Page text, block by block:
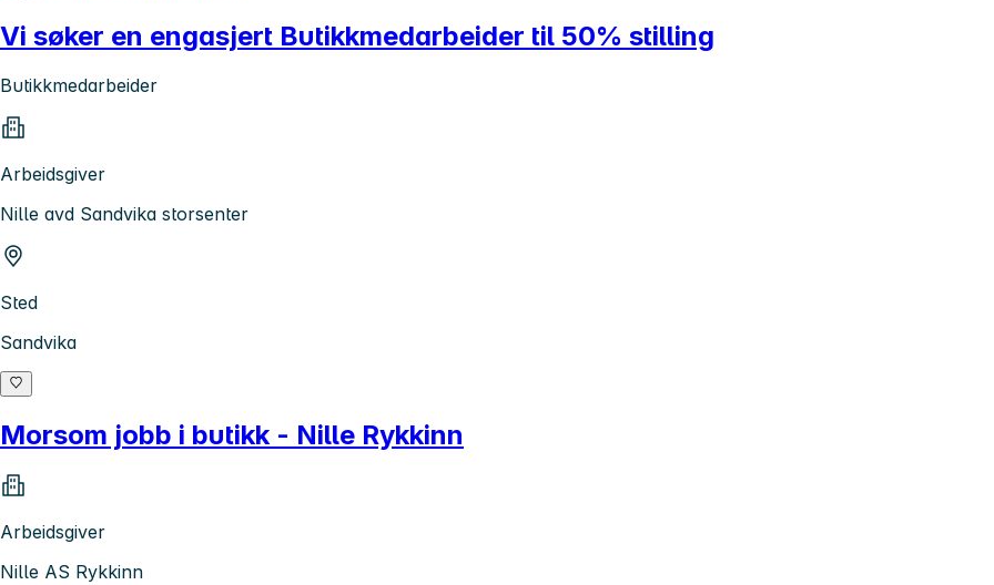
Vi søker en engasjert Butikkmedarbeider til 50% stilling
Butikkmedarbeider
Arbeidsgiver
Nille avd Sandvika storsenter
Sted
Sandvika
Morsom jobb i butikk - Nille Rykkinn
Arbeidsgiver
Nille AS Rykkinn